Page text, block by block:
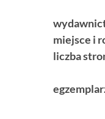
miejsce i
liczba